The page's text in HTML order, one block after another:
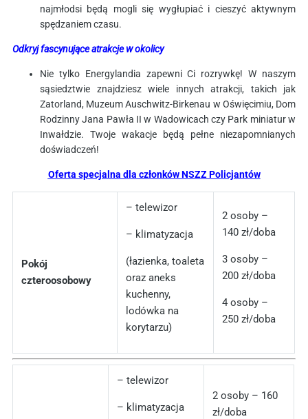
najmłodsi będą mogli się wygłupiać i cieszyć aktywnym
spędzaniem czasu.
Odkryj fascynujące atrakcje w okolicy
Nie tylko Energylandia zapewni Ci rozrywkę! W naszym
sąsiedztwie znajdziesz wiele innych atrakcji, takich jak
Zatorland, Muzeum Auschwitz-Birkenau w Oświęcimiu, Dom
Rodzinny Jana Pawła II w Wadowicach czy Park miniatur w
Inwałdzie. Twoje wakacje będą pełne niezapomnianych
doświadczeń!
Oferta specjalna dla członków NSZZ Policjantów
Pokój
czteroosobowy
– telewizor
– klimatyzacja
(łazienka, toaleta
oraz aneks
kuchenny,
lodówka na
korytarzu)
2 osoby –
140 zł/doba
3 osoby –
200 zł/doba
4 osoby –
250 zł/doba
– telewizor
– klimatyzacja
2 osoby – 160
zł/doba